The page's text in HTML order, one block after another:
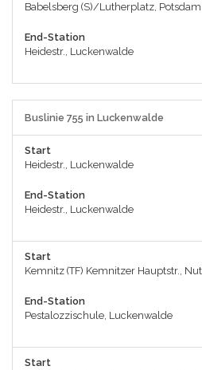
Babelsberg (S)/Lutherplatz, Potsdam
End-Station
Heidestr., Luckenwalde
Buslinie 755 in Luckenwalde
Start
Heidestr., Luckenwalde
End-Station
Heidestr., Luckenwalde
Start
Kemnitz (TF) Kemnitzer Hauptstr.,
End-Station
Pestalozzischule, Luckenwalde
Start